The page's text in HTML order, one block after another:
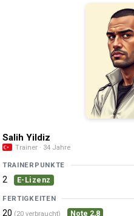
Salih Yildiz
Trainer · 34 Jahre
TRAINERPUNKTE
2 E-Lizenz
FERTIGKEITEN
20 (20 verbraucht) Note 2,8